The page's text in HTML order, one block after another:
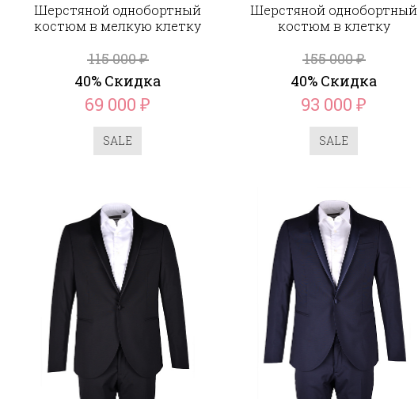
Шерстяной однобортный
костюм в мелкую клетку
115 000₽
40% Скидка
69 000₽
SALE
Шерстяной однобортный
костюм в клетку
155 000₽
40% Скидка
93 000₽
SALE